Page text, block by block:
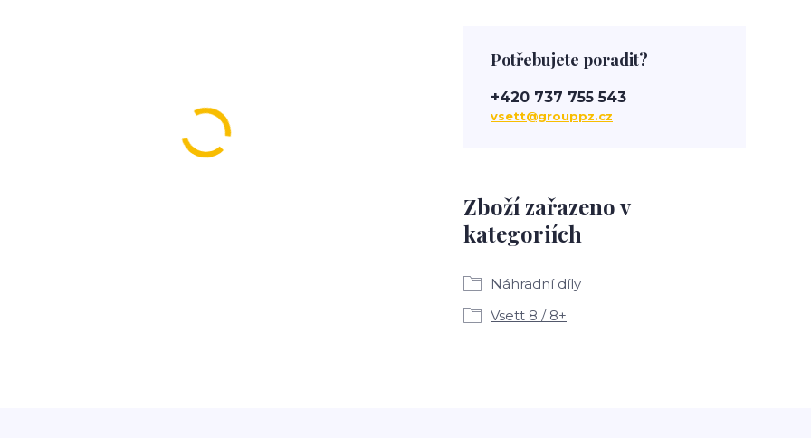
Zboží zařazeno v
kategoriích
Náhradní díly
Vsett 8 / 8+
Potřebujete poradit?
+420 737 755 543
vsett@grouppz.cz